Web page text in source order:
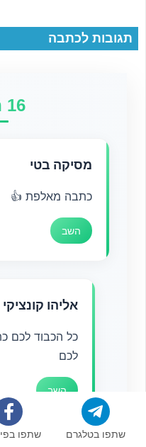
שתפו שתפו בטלגרם
תגובות לכתבה
16 תגובות
מסיקה בטי
כתבה מאלפת 👍
השב
אליהו קונציקי
כל הכבוד לכם
לכם
השב